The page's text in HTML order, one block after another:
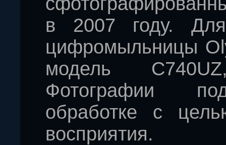
в 2007 году.
цифромыльницы
модель С740UZ
Фотографии
обработке с
восприятия.